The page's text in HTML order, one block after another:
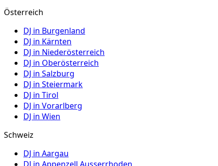
Österreich
DJ in Burgenland
DJ in Kärnten
DJ in Niederösterreich
DJ in Oberösterreich
DJ in Salzburg
DJ in Steiermark
DJ in Tirol
DJ in Vorarlberg
DJ in Wien
Schweiz
DJ in Aargau